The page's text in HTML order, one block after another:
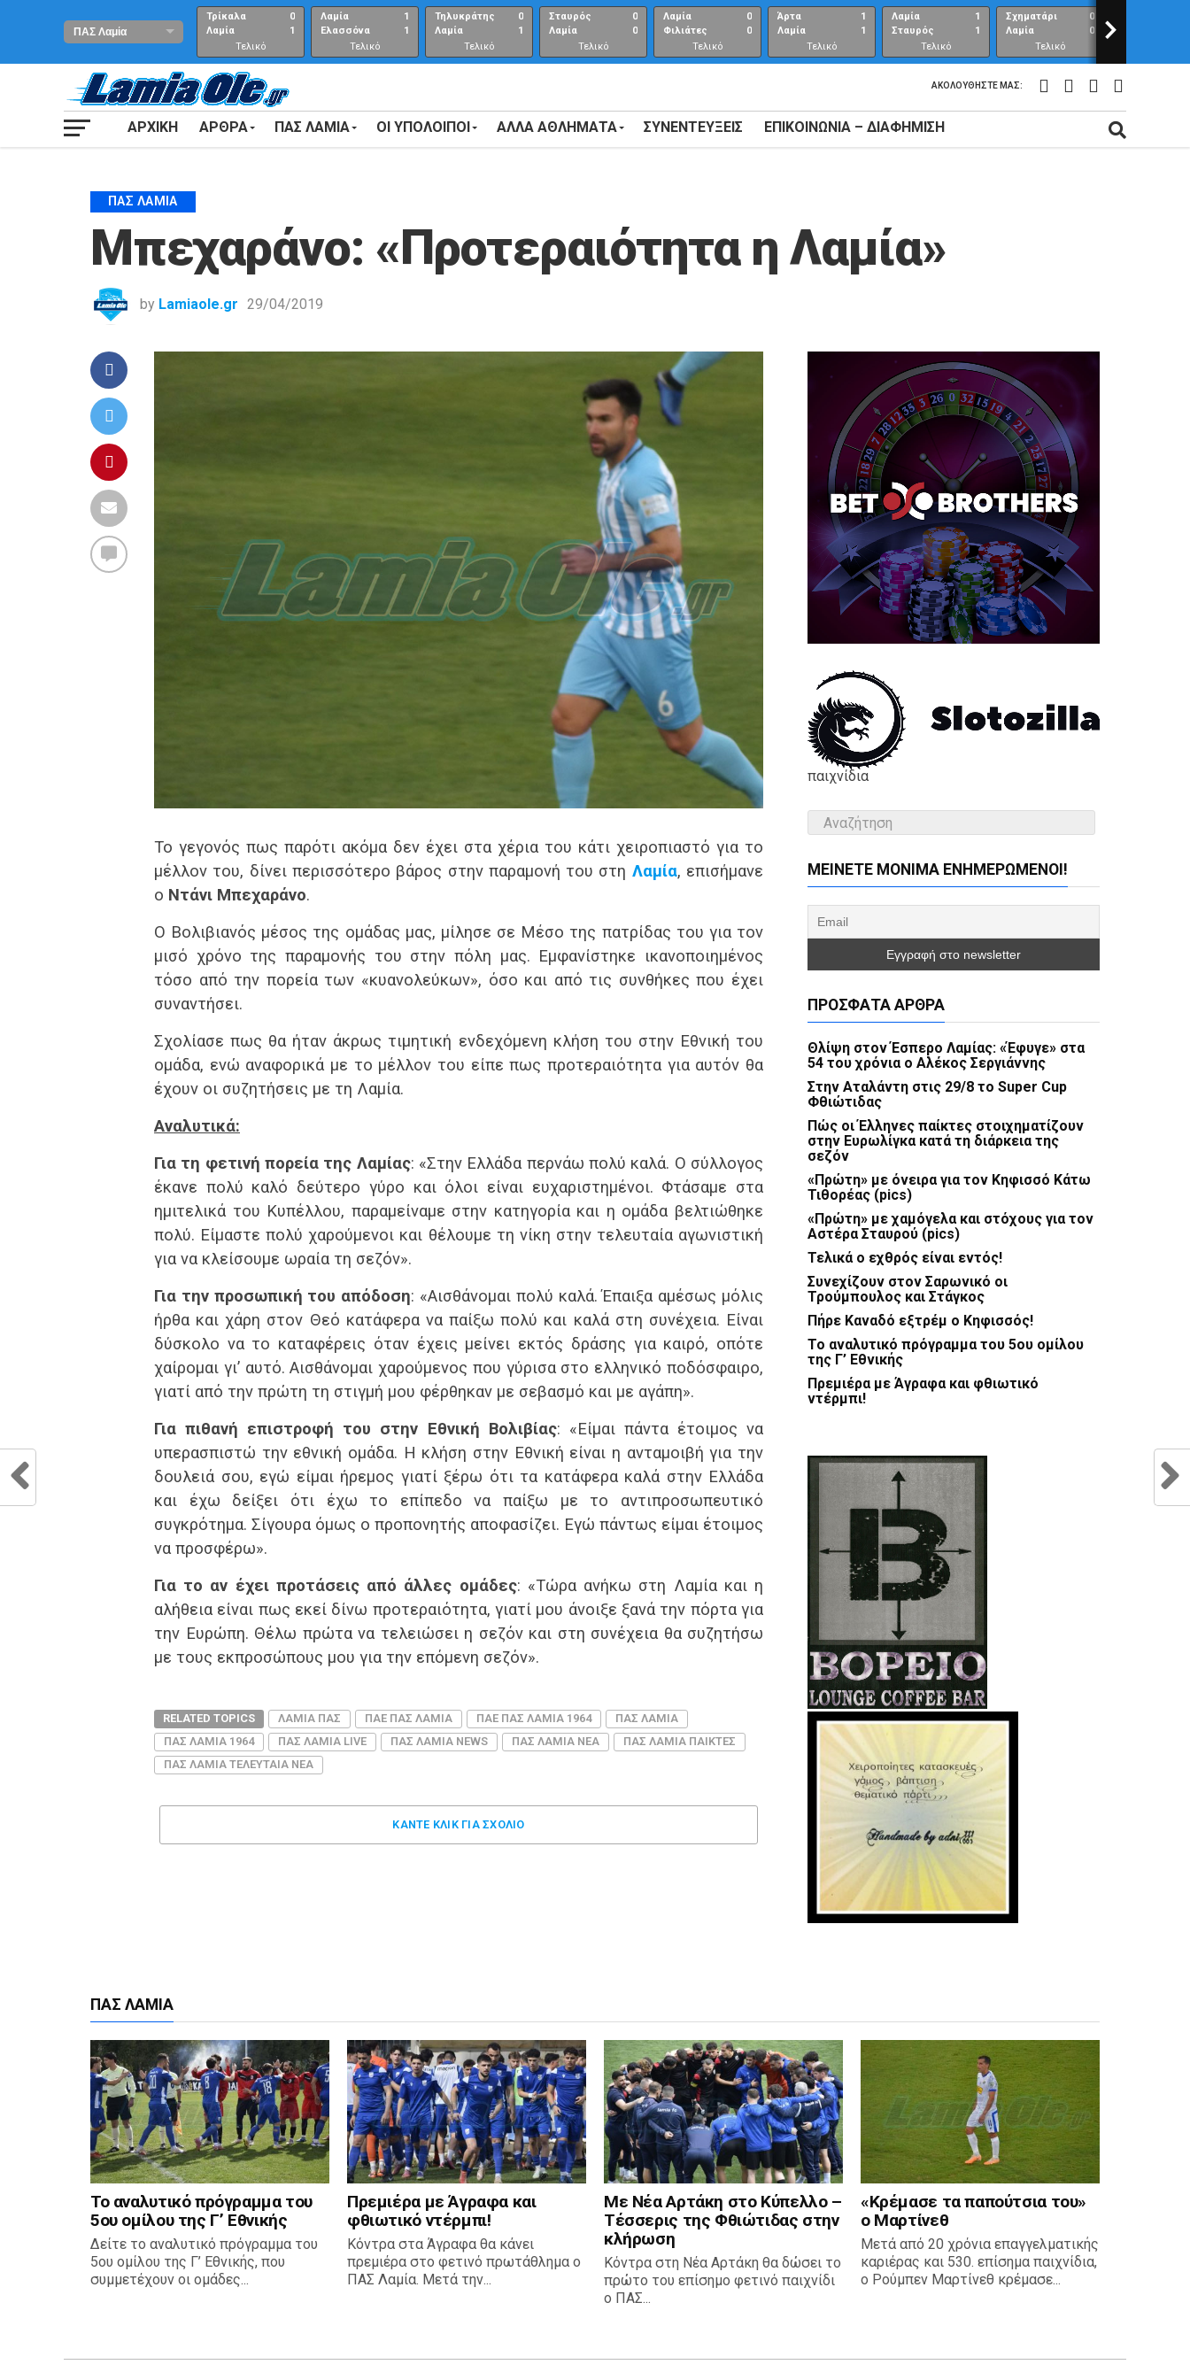
Τρίκαλα
Λαμία
0
1
Τελικό
αποτέλεσμα
Λαμία
Ελασσόνα
1
1
Τελικό
Αποτέλεσμα
Τηλυκράτης
Λαμία
0
1
Τελικό
αποτέλεσμα
Σταυρός
Λαμία
0
0
Τελικό
αποτέλεσμα
Λαμία
Φιλιάτες
0
0
Τελικό
Αποτέλεσμα
Άρτα
Λαμία
1
1
Τελικό
αποτέλεσμα
Λαμία
Σταυρός
1
1
Τελικό
αποτέλεσμα
Σχηματάρι
Λαμία
0
0
Τελικό
αποτέλεσμα
>
ΑΚΟΛΟΥΘΉΣΤΕ ΜΑΣ:
ΑΡΧΙΚΗ ΑΡΘΡΑ ΠΑΣ ΛΑΜΙΑ ΟΙ ΥΠΟΛΟΙΠΟΙ ΑΛΛΑ ΑΘΛΗΜΑΤΑ ΣΥΝΕΝΤΕΎΞΕΙΣ ΕΠΙΚΟΙΝΩΝΊΑ – ΔΙΑΦΉΜΙΣΗ
ΠΑΣ ΛΑΜΊΑ
Μπεχαράνο: «Προτεραιότητα η Λαμία»
by Lamiaole.gr 29/04/2019
Το γεγονός πως παρότι ακόμα δεν έχει στα χέρια του κάτι χειροπιαστό για το
μέλλον του, δίνει περισσότερο βάρος στην παραμονή του στη Λαμία, επισήμανε
ο Ντάνι Μπεχαράνο.
Ο Βολιβιανός μέσος της ομάδας μας, μίλησε σε Μέσο της πατρίδας του για τον
μισό χρόνο της παραμονής του στην πόλη μας. Εμφανίστηκε ικανοποιημένος
τόσο από την πορεία των «κυανολεύκων», όσο και από τις συνθήκες που έχει
συναντήσει.
Σχολίασε πως θα ήταν άκρως τιμητική ενδεχόμενη κλήση του στην Εθνική του
ομάδα, ενώ αναφορικά με το μέλλον του είπε πως προτεραιότητα για αυτόν θα
έχουν οι συζητήσεις με τη Λαμία.
Αναλυτικά:
Για τη φετινή πορεία της Λαμίας: «Στην Ελλάδα περνάω πολύ καλά. Ο σύλλογος
έκανε πολύ καλό δεύτερο γύρο και όλοι είναι ευχαριστημένοι. Φτάσαμε στα
ημιτελικά του Κυπέλλου, παραμείναμε στην κατηγορία και η ομάδα βελτιώθηκε
πολύ. Είμαστε πολύ χαρούμενοι και θέλουμε τη νίκη στην τελευταία αγωνιστική
για να κλείσουμε ωραία τη σεζόν».
Για την προσωπική του απόδοση: «Αισθάνομαι πολύ καλά. Έπαιξα αμέσως μόλις
ήρθα και χάρη στον Θεό κατάφερα να παίξω πολύ και καλά στη συνέχεια. Είναι
δύσκολο να το καταφέρεις όταν έχεις μείνει εκτός δράσης για καιρό, οπότε
χαίρομαι γι’ αυτό. Αισθάνομαι χαρούμενος που γύρισα στο ελληνικό ποδόσφαιρο,
γιατί από την πρώτη τη στιγμή μου φέρθηκαν με σεβασμό και με αγάπη».
Για πιθανή επιστροφή του στην Εθνική Βολιβίας: «Είμαι πάντα έτοιμος να
υπερασπιστώ την εθνική ομάδα. Η κλήση στην Εθνική είναι η ανταμοιβή για την
δουλειά σου, εγώ είμαι ήρεμος γιατί ξέρω ότι τα κατάφερα καλά στην Ελλάδα
και έχω δείξει ότι έχω το επίπεδο να παίξω με το αντιπροσωπευτικό
συγκρότημα. Σίγουρα όμως ο προπονητής αποφασίζει. Εγώ πάντως είμαι έτοιμος
να προσφέρω».
Για το αν έχει προτάσεις από άλλες ομάδες: «Τώρα ανήκω στη Λαμία και η
αλήθεια είναι πως εκεί δίνω προτεραιότητα, γιατί μου άνοιξε ξανά την πόρτα για
την Ευρώπη. Θέλω πρώτα να τελειώσει η σεζόν και στη συνέχεια θα συζητήσω
με τους εκπροσώπους μου για την επόμενη σεζόν».
RELATED TOPICS ΛΑΜΙΑ ΠΑΣ ΠΑΕ ΠΑΣ ΛΑΜΙΑ ΠΑΕ ΠΑΣ ΛΑΜΙΑ 1964
ΠΑΣ ΛΑΜΙΑ
ΠΑΣ ΛΑΜΙΑ 1964
ΠΑΣ ΛΑΜΙΑ LIVE ΠΑΣ ΛΑΜΙΑ NEWS ΠΑΣ ΛΑΜΙΑ ΝΕΑ
ΠΑΣ ΛΑΜΙΑ ΠΑΙΚΤΕΣ
ΠΑΣ ΛΑΜΙΑ ΤΕΛΕΥΤΑΙΑ ΝΕΑ
ΚΑΝΤΕ ΚΛΊΚ ΓΙΑ ΣΧΌΛΙΟ
παιχνίδια
ΜΕΊΝΕΤΕ ΜΌΝΙΜΑ ΕΝΗΜΕΡΏΜΕΝΟΙ!
ΠΡΌΣΦΑΤΑ ΆΡΘΡΑ
Θλίψη στον Έσπερο Λαμίας: «Έφυγε» στα
54 του χρόνια ο Αλέκος Σεργιάννης
Στην Αταλάντη στις 29/8 το Super Cup
Φθιώτιδας
Πώς οι Έλληνες παίκτες στοιχηματίζουν
στην Ευρωλίγκα κατά τη διάρκεια της
σεζόν
«Πρώτη» με όνειρα για τον Κηφισσό Κάτω
Τιθορέας (pics)
«Πρώτη» με χαμόγελα και στόχους για τον
Αστέρα Σταυρού (pics)
Τελικά ο εχθρός είναι εντός!
Συνεχίζουν στον Σαρωνικό οι
Τρούμπουλος και Στάγκος
Πήρε Καναδό εξτρέμ ο Κηφισσός!
Το αναλυτικό πρόγραμμα του 5ου ομίλου
της Γ’ Εθνικής
Πρεμιέρα με Άγραφα και φθιωτικό
ντέρμπι!
ΠΑΣ ΛΑΜΊΑ
Το αναλυτικό πρόγραμμα του
5ου ομίλου της Γ’ Εθνικής
Δείτε το αναλυτικό πρόγραμμα του
5ου ομίλου της Γ’ Εθνικής, που
συμμετέχουν οι ομάδες...
Πρεμιέρα με Άγραφα και
φθιωτικό ντέρμπι!
Κόντρα στα Άγραφα θα κάνει
πρεμιέρα στο φετινό πρωτάθλημα ο
ΠΑΣ Λαμία. Μετά την...
Με Νέα Αρτάκη στο Κύπελλο –
Τέσσερις της Φθιώτιδας στην
κλήρωση
Κόντρα στη Νέα Αρτάκη θα δώσει το
πρώτο του επίσημο φετινό παιχνίδι
ο ΠΑΣ...
«Κρέμασε τα παπούτσια του»
ο Μαρτίνεθ
Μετά από 20 χρόνια επαγγελματικής
καριέρας και 530. επίσημα παιχνίδια,
ο Ρούμπεν Μαρτίνεθ κρέμασε...